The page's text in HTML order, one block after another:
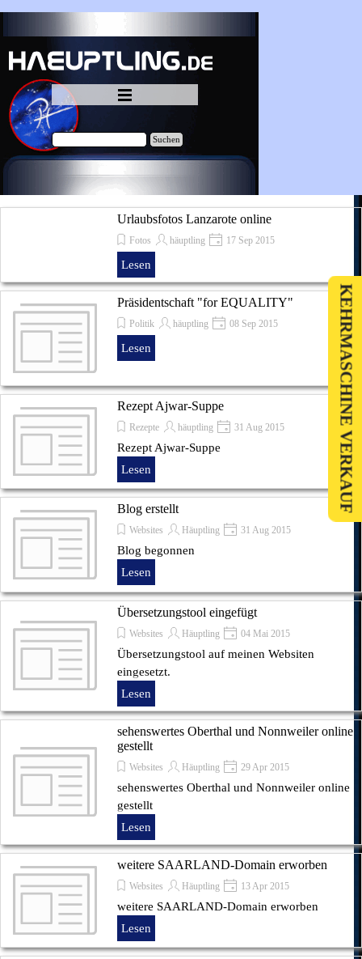
Menü überspringen
Suchen
Urlaubsfotos Lanzarote online
Fotos häuptling 17 Sep 2015
Lesen
Präsidentschaft "for EQUALITY"
Politik häuptling 08 Sep 2015
Lesen
Rezept Ajwar-Suppe
Rezepte häuptling 31 Aug 2015
Rezept Ajwar-Suppe
Lesen
Blog erstellt
Websites Häuptling 31 Aug 2015
Blog begonnen
Lesen
Übersetzungstool eingefügt
Websites Häuptling 04 Mai 2015
Übersetzungstool auf meinen Websiten
eingesetzt.
Lesen
sehenswertes Oberthal und Nonnweiler online
gestellt
Websites Häuptling 29 Apr 2015
sehenswertes Oberthal und Nonnweiler online
gestellt
Lesen
weitere SAARLAND-Domain erworben
Websites Häuptling 13 Apr 2015
weitere SAARLAND-Domain erworben
Lesen
KEHRMASCHINE VERKAUF